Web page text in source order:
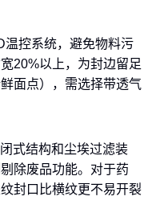
温控系统，避免物料污
20%以上，为封边留足
面点），需选择带透气
式结构和尘埃过滤装
除废品功能。对于药
封口比横纹更不易开裂